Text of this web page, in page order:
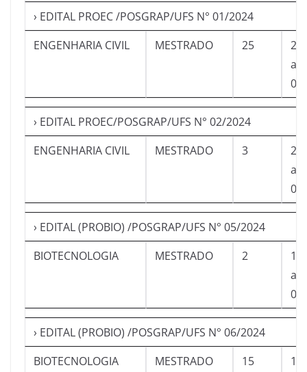
› EDITAL PROEC /POSGRAP/UFS N° 01/2024
ENGENHARIA CIVIL
MESTRADO 25
a
› EDITAL PROEC/POSGRAP/UFS N° 02/2024
ENGENHARIA CIVIL
MESTRADO 3
a
› EDITAL (PROBIO) /POSGRAP/UFS N° 05/2024
BIOTECNOLOGIA
MESTRADO 2
a
› EDITAL (PROBIO) /POSGRAP/UFS N° 06/2024
BIOTECNOLOGIA
MESTRADO 15